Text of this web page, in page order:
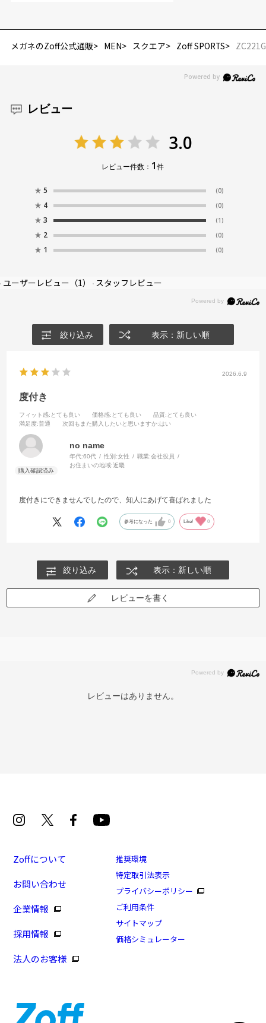
[アウトレット価格]Zoff SPORTS(偏光レンズ搭載)/
紫外線カット率99.9%以上
商品番号：ZC221G01-14F1/フレームカラー：ブラック
(マット)/単価：￥5,500
※商品が再入荷された際にメールでお知らせします。
メガネのZoff公式通販 MEN スクエア Zoff SPORTS
レビュー
3.0
レビュー件数： 1件
★ 5 (0)
★ 4 (0)
★ 3 (1)
★ 2 (0)
★ 1 (0)
ユーザーレビュー （1） スタッフレビュー
絞り込み 表示：新しい順
2026.6.9
度付き
フィット感:とても良い 価格感:とても良い 品質:とても良い
満足度:普通 次回もまた購入したいと思いますか:はい
no name
年代:60代 性別:女性 職業:会社役員
お住まいの地域:近畿
度付きにできませんでしたので、知人にあげて喜ばれました
参考になった 0 Like! 0
絞り込み 表示：新しい順
レビューを書く
レビューはありません。
Zoffについて
お問い合わせ
企業情報
採用情報
法人のお客様
推奨環境
特定取引法表示
プライバシーポリシー
ご利用条件
サイトマップ
価格シミュレーター